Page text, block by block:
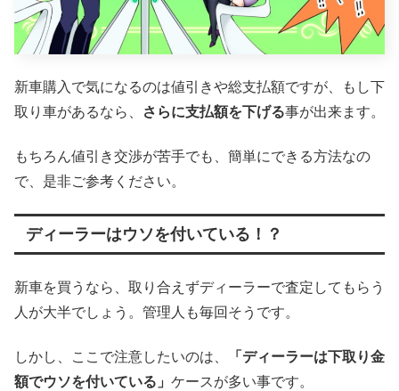
新車購入で気になるのは値引きや総支払額ですが、もし下
取り車があるなら、
さらに支払額を下げる事が出来ます。
もちろん値引き交渉が苦手でも、簡単にできる方法なの
で、是非ご参考ください。
ディーラーはウソを付いている！？
新車を買うなら、取り合えずディーラーで査定してもらう
人が大半でしょう。管理人も毎回そうです。
しかし、ここで注意したいのは、
「ディーラーは下取り金
額でウソを付いている」 ケースが多い事です。